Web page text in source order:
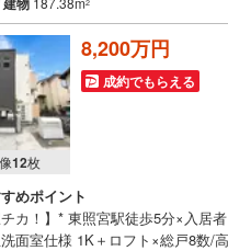
2
12枚
8,200万円
成約でもらえる
めポイント
チカ！】* 東照宮駅徒歩5分×入居
＋ロフト×総戸8数/高稼働中 お買い物環